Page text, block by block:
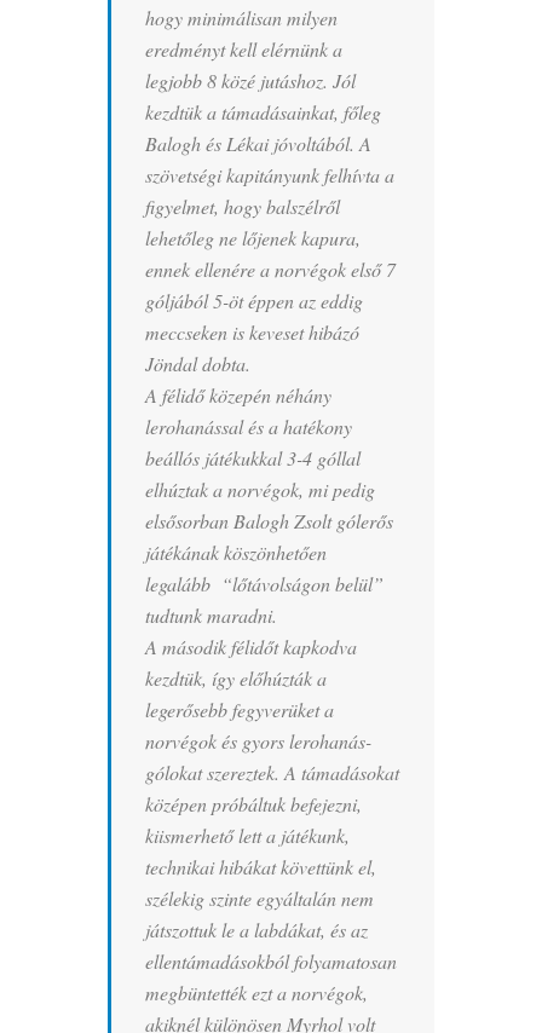
hogy minimálisan milyen
eredményt kell elérnünk a
legjobb 8 közé jutáshoz. Jól
kezdtük a támadásainkat, főleg
Balogh és Lékai jóvoltából. A
szövetségi kapitányunk felhívta a
figyelmet, hogy balszélről
lehetőleg ne lőjenek kapura,
ennek ellenére a norvégok első 7
góljából 5-öt éppen az eddig
meccseken is keveset hibázó
Jöndal dobta.
A félidő közepén néhány
lerohanással és a hatékony
beállós játékukkal 3-4 góllal
elhúztak a norvégok, mi pedig
elsősorban Balogh Zsolt gólerős
játékának köszönhetően
legalább “lőtávolságon belül”
tudtunk maradni.
A második félidőt kapkodva
kezdtük, így előhúzták a
legerősebb fegyverüket a
norvégok és gyors lerohanás-
gólokat szereztek. A támadásokat
középen próbáltuk befejezni,
kiismerhető lett a játékunk,
technikai hibákat követtünk el,
szélekig szinte egyáltalán nem
játszottuk le a labdákat, és az
ellentámadásokból folyamatosan
megbüntették ezt a norvégok,
akiknél különösen Myrhol volt